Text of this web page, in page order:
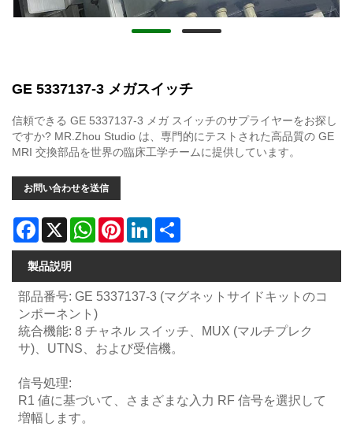
GE 5337137-3 メガスイッチ
信頼できる GE 5337137-3 メガ スイッチのサプライヤーをお探し
ですか? MR.Zhou Studio は、専門的にテストされた高品質の GE
MRI 交換部品を世界の臨床工学チームに提供しています。
お問い合わせを送信
Facebook
X WhatsAppPinterestLinkedIn
製品説明
部品番号: GE 5337137-3 (マグネットサイドキットのコ
ンポーネント)
統合機能: 8 チャネル スイッチ、MUX (マルチプレク
サ)、UTNS、および受信機。
信号処理:
R1 値に基づいて、さまざまな入力 RF 信号を選択して
増幅します。